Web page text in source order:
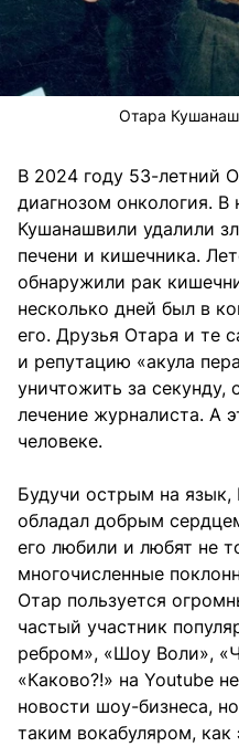
Отара
В 2024 году 53-летний
диагнозом онкология. В
Кушанашвили удалили
печени и кишечника.
обнаружили рак
несколько дней был в
его. Друзья Отара и те
и репутацию «акула
уничтожить за секунду,
лечение журналиста. А
человеке.
Будучи острым на язык,
обладал добрым
его любили и любят не
многочисленные
Отар пользуется
частый участник
ребром», «Шоу Воли»,
«Каково?!» на Youtube
новости шоу-бизнеса,
таким вокабуляром, как